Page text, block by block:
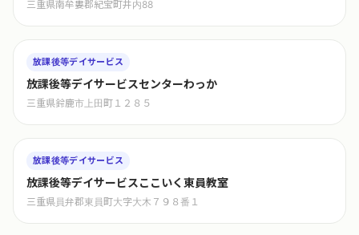
三重県南牟婁郡紀宝町井内88
放課後等デイサービス
放課後等デイサービスセンターわっか
三重県鈴鹿市上田町１２８５
放課後等デイサービス
放課後等デイサービスここいく東員教室
三重県員弁郡東員町大字大木７９８番１